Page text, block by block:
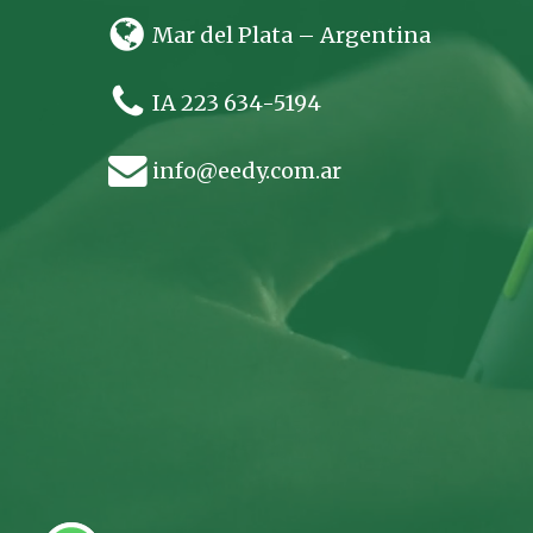
Mar del Plata – Argentina
IA 223 634-5194
info@eedy.com.ar